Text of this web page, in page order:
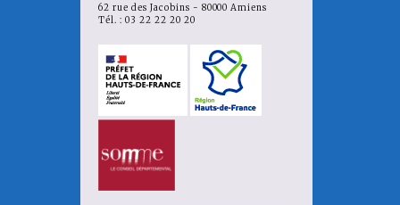
62 rue des Jacobins - 80000 Amiens
Tél. : 03 22 22 20 20